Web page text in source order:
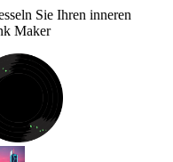
Sie Ihren inneren
Maker